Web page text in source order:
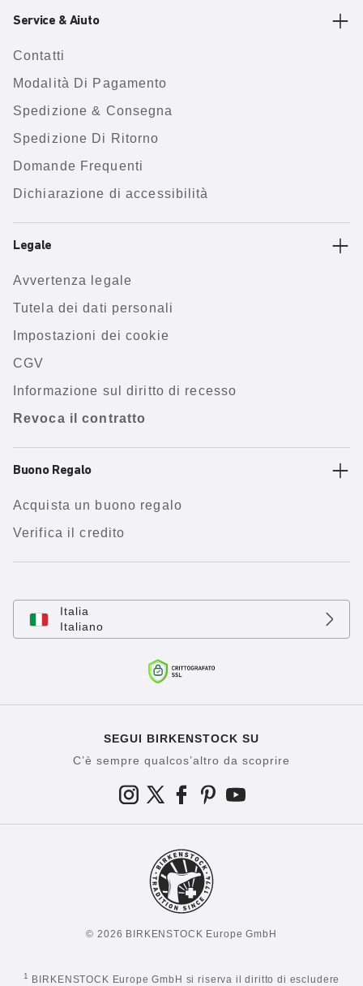
Service & Aiuto
Contatti
Modalità Di Pagamento
Spedizione & Consegna
Spedizione Di Ritorno
Domande Frequenti
Dichiarazione di accessibilità
Legale
Avvertenza legale
Tutela dei dati personali
Impostazioni dei cookie
CGV
Informazione sul diritto di recesso
Revoca il contratto
Buono Regalo
Acquista un buono regalo
Verifica il credito
Italia
Italiano
SEGUI BIRKENSTOCK SU
C’è sempre qualcos’altro da scoprire
© 2026 BIRKENSTOCK Europe GmbH
1 BIRKENSTOCK Europe GmbH si riserva il diritto di escludere